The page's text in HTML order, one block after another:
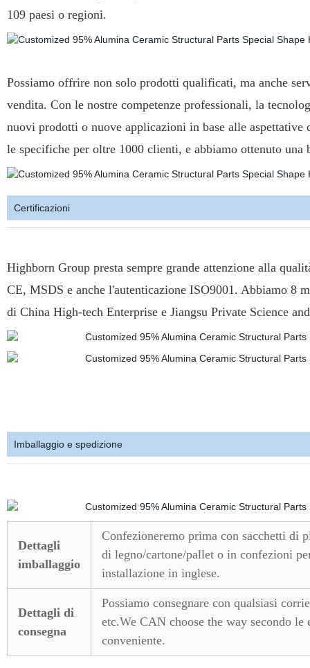
109 paesi o regioni.
Possiamo offrire non solo prodotti qualificati, ma anche
vendita. Con le nostre competenze professionali, la
nuovi prodotti o nuove applicazioni in base alle
le specifiche per oltre 1000 clienti, e abbiamo ottenuto
Certificazioni
Highborn Group presta sempre grande attenzione alla
CE, MSDS e anche l'autenticazione ISO9001. Abbiamo 8
di China High-tech Enterprise e Jiangsu Private Science
Imballaggio e spedizione
Dettagli
imballaggio
Confezioneremo prima con sacchetti di
di legno/cartone/pallet o in confezioni
installazione in inglese.
Dettagli di
consegna
Possiamo consegnare con qualsiasi
etc.We CAN choose the way secondo
conveniente.